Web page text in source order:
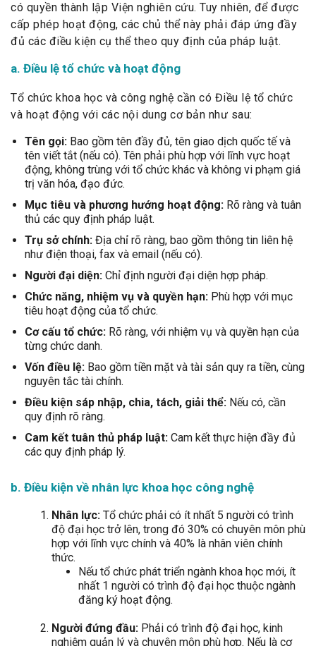
có quyền thành lập Viện nghiên cứu. Tuy nhiên, để được
cấp phép hoạt động, các chủ thể này phải đáp ứng đầy
đủ các điều kiện cụ thể theo quy định của pháp luật.
a. Điều lệ tổ chức và hoạt động
Tổ chức khoa học và công nghệ cần có Điều lệ tổ chức
và hoạt động với các nội dung cơ bản như sau:
Tên gọi: Bao gồm tên đầy đủ, tên giao dịch quốc tế và
tên viết tắt (nếu có). Tên phải phù hợp với lĩnh vực hoạt
động, không trùng với tổ chức khác và không vi phạm giá
trị văn hóa, đạo đức.
Mục tiêu và phương hướng hoạt động: Rõ ràng và tuân
thủ các quy định pháp luật.
Trụ sở chính: Địa chỉ rõ ràng, bao gồm thông tin liên hệ
như điện thoại, fax và email (nếu có).
Người đại diện: Chỉ định người đại diện hợp pháp.
Chức năng, nhiệm vụ và quyền hạn: Phù hợp với mục
tiêu hoạt động của tổ chức.
Cơ cấu tổ chức: Rõ ràng, với nhiệm vụ và quyền hạn của
từng chức danh.
Vốn điều lệ: Bao gồm tiền mặt và tài sản quy ra tiền, cùng
nguyên tắc tài chính.
Điều kiện sáp nhập, chia, tách, giải thể: Nếu có, cần
quy định rõ ràng.
Cam kết tuân thủ pháp luật: Cam kết thực hiện đầy đủ
các quy định pháp lý.
b. Điều kiện về nhân lực khoa học công nghệ
Nhân lực: Tổ chức phải có ít nhất 5 người có trình
độ đại học trở lên, trong đó 30% có chuyên môn phù
hợp với lĩnh vực chính và 40% là nhân viên chính
thức.
Nếu tổ chức phát triển ngành khoa học mới, ít
nhất 1 người có trình độ đại học thuộc ngành
đăng ký hoạt động.
Người đứng đầu: Phải có trình độ đại học, kinh
nghiệm quản lý và chuyên môn phù hợp. Nếu là cơ